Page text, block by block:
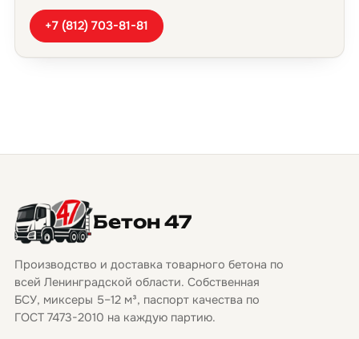
+7 (812) 703-81-81
Бетон 47
Производство и доставка товарного бетона по
всей Ленинградской области. Собственная
БСУ, миксеры 5–12 м³, паспорт качества по
ГОСТ 7473-2010 на каждую партию.